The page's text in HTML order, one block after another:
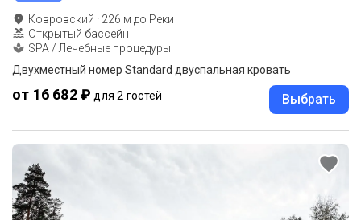
Ковровский · 226 м до Реки
Открытый бассейн
SPA / Лечебные процедуры
Двухместный номер Standard двуспальная кровать
от 16 682 ₽ для 2 гостей Выбрать